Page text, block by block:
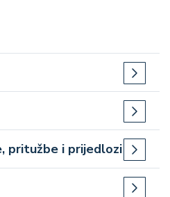
pritužbe i prijedlozi